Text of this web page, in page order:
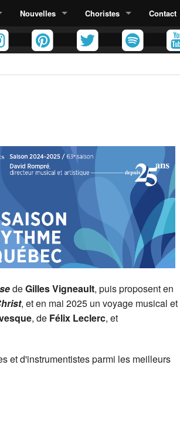
Nouvelles Choristes Contact
deGilles Vigneault, puis proposent en
, et en mai 2025 un voyage musical et
, de Félix Leclerc, et
et d'instrumentistes parmi les meilleurs